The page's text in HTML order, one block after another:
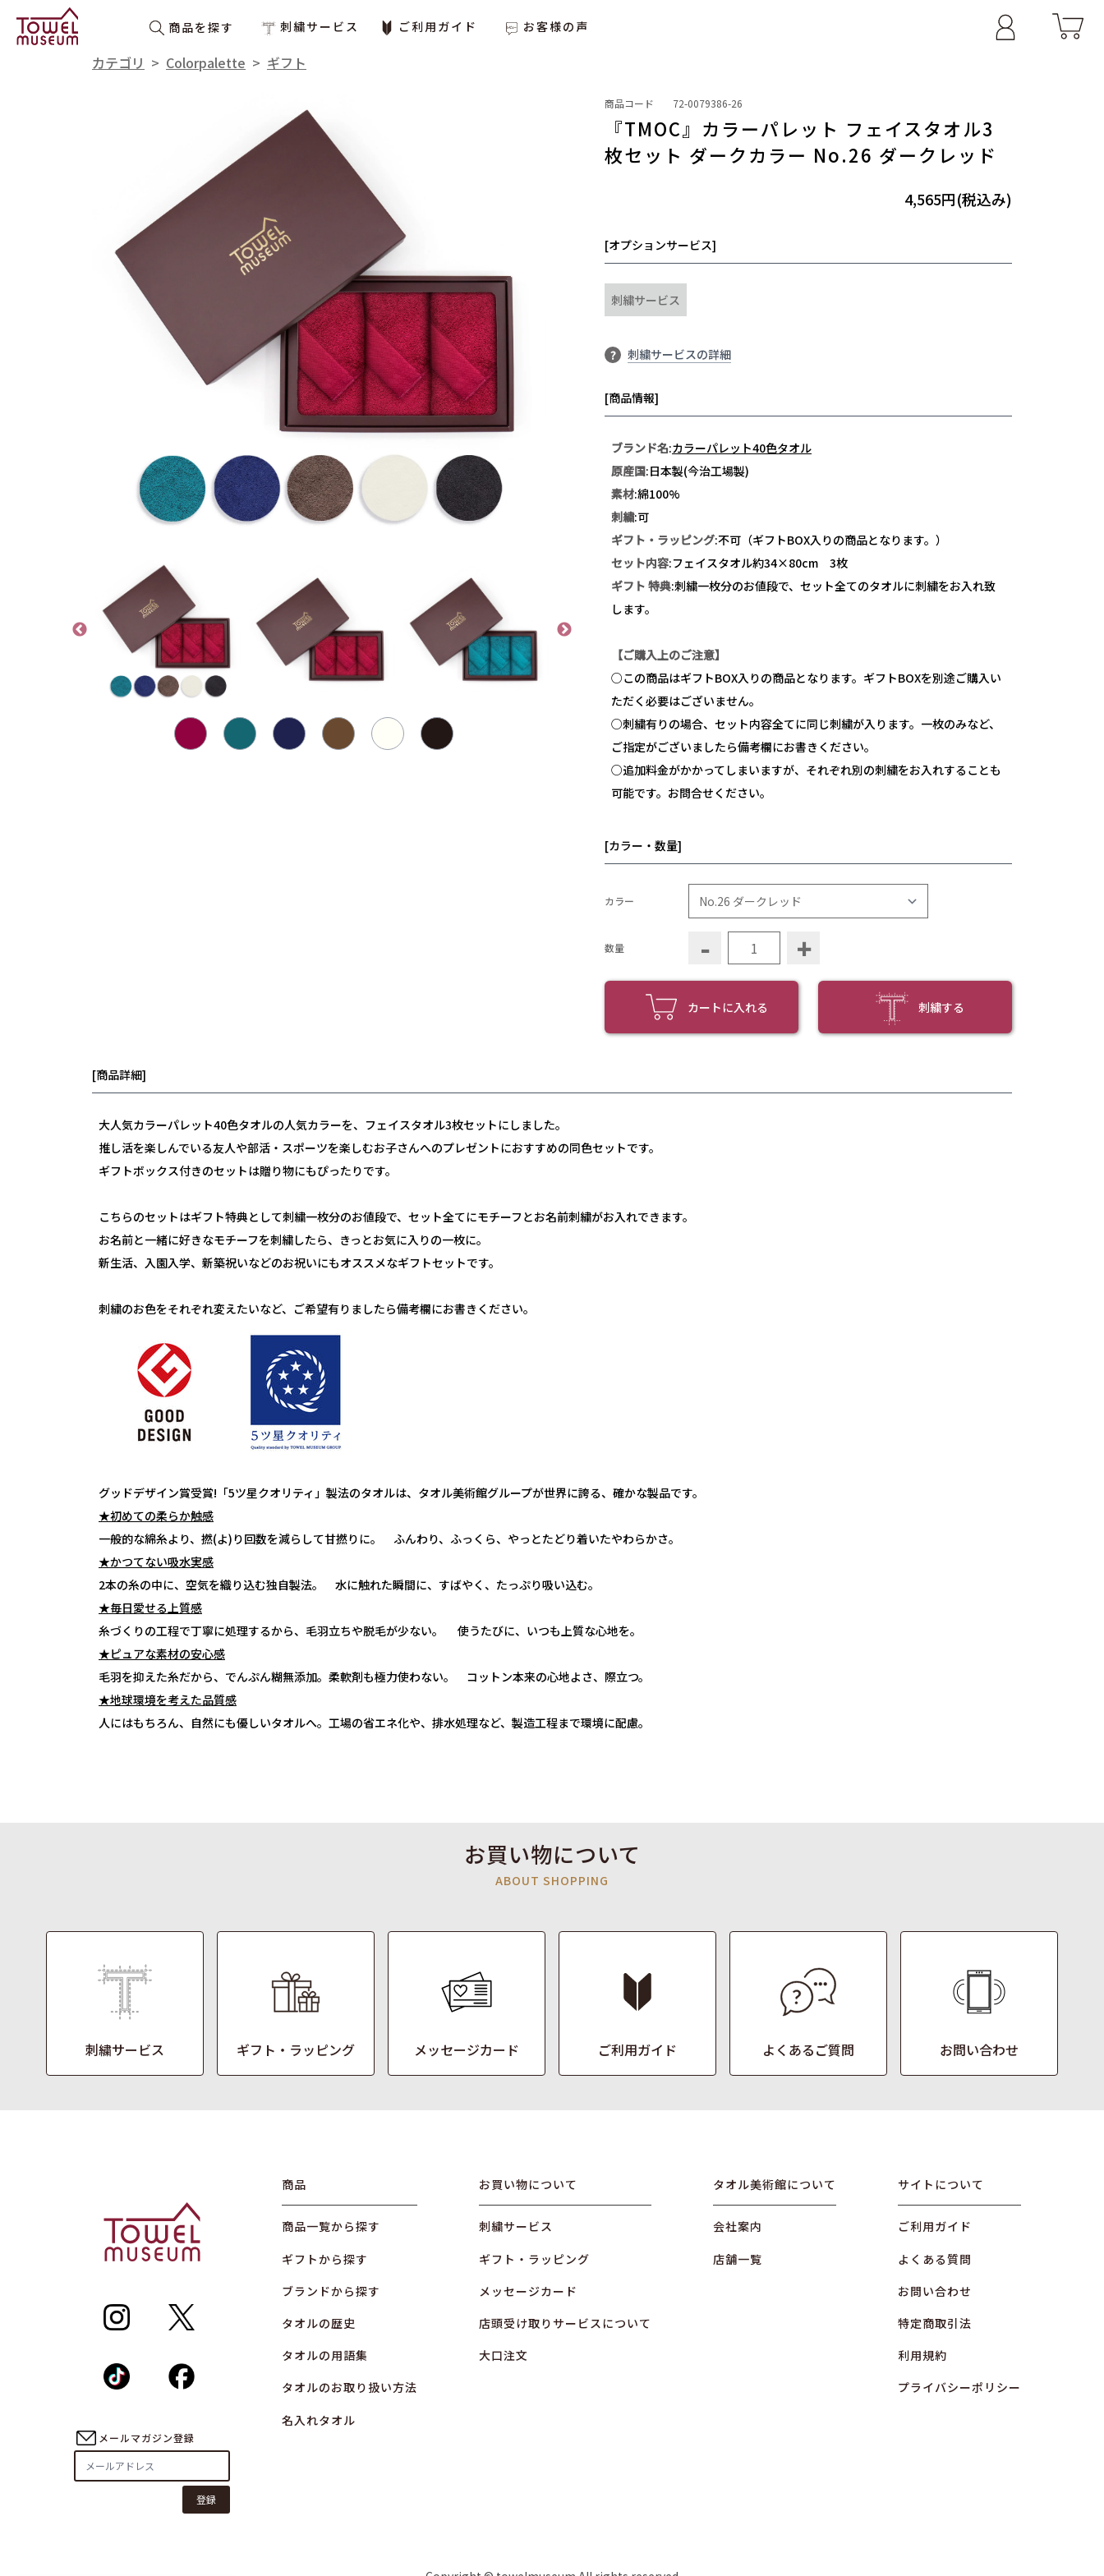
商品を探す 刺繍サービス ご利用ガイド お客様の声
カテゴリ > Colorpalette > ギフト
商品コード 72-0079386-26
『TMOC』カラーパレット フェイスタオル3
枚セット ダークカラー No.26 ダークレッド
4,565円(税込み)
[オプションサービス]
刺繍サービス
? 刺繍サービスの詳細
[商品情報]
ブランド名:カラーパレット40色タオル
原産国:日本製(今治工場製)
素材:綿100%
刺繍:可
ギフト・ラッピング:不可（ギフトBOX入りの商品となります。）
セット内容:フェイスタオル約34×80cm 3枚
ギフト 特典:刺繍一枚分のお値段で、セット全てのタオルに刺繍をお入れ致
します。
【ご購入上のご注意】
○この商品はギフトBOX入りの商品となります。ギフトBOXを別途ご購入い
ただく必要はございません。
○刺繍有りの場合、セット内容全てに同じ刺繍が入ります。一枚のみなど、
ご指定がございましたら備考欄にお書きください。
○追加料金がかかってしまいますが、それぞれ別の刺繍をお入れすることも
可能です。お問合せください。
[カラー・数量]
カラー
数量 - +
カートに入れる 刺繍する
[商品詳細]
大人気カラーパレット40色タオルの人気カラーを、フェイスタオル3枚セットにしました。
推し活を楽しんでいる友人や部活・スポーツを楽しむお子さんへのプレゼントにおすすめの同色セットです。
ギフトボックス付きのセットは贈り物にもぴったりです。
こちらのセットはギフト特典として刺繍一枚分のお値段で、セット全てにモチーフとお名前刺繍がお入れできます。
お名前と一緒に好きなモチーフを刺繍したら、きっとお気に入りの一枚に。
新生活、入園入学、新築祝いなどのお祝いにもオススメなギフトセットです。
刺繍のお色をそれぞれ変えたいなど、ご希望有りましたら備考欄にお書きください。
グッドデザイン賞受賞!「5ツ星クオリティ」製法のタオルは、タオル美術館グループが世界に誇る、確かな製品です。
★初めての柔らか触感
一般的な綿糸より、撚(よ)り回数を減らして甘撚りに。 ふんわり、ふっくら、やっとたどり着いたやわらかさ。
★かつてない吸水実感
2本の糸の中に、空気を織り込む独自製法。 水に触れた瞬間に、すばやく、たっぷり吸い込む。
★毎日愛せる上質感
糸づくりの工程で丁寧に処理するから、毛羽立ちや脱毛が少ない。 使うたびに、いつも上質な心地を。
★ピュアな素材の安心感
毛羽を抑えた糸だから、でんぷん糊無添加。柔軟剤も極力使わない。 コットン本来の心地よさ、際立つ。
★地球環境を考えた品質感
人にはもちろん、自然にも優しいタオルへ。工場の省エネ化や、排水処理など、製造工程まで環境に配慮。
お買い物について
ABOUT SHOPPING
刺繍サービス ギフト・ラッピング メッセージカード ご利用ガイド よくあるご質問 お問い合わせ
メールマガジン登録
登録
商品
商品一覧から探す
ギフトから探す
ブランドから探す
タオルの歴史
タオルの用語集
タオルのお取り扱い方法
名入れタオル
お買い物について
刺繍サービス
ギフト・ラッピング
メッセージカード
店頭受け取りサービスについて
大口注文
タオル美術館について
会社案内
店舗一覧
サイトについて
ご利用ガイド
よくある質問
お問い合わせ
特定商取引法
利用規約
プライバシーポリシー